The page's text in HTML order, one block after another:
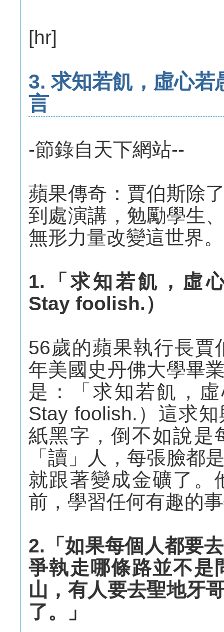
[hr]
3. 求知若飢，虛心
言
-節錄自天下網站--
蘋果傳奇：賈伯斯除
到處演講，勉勵學生
無形力量改變這世界。
1.「求知若飢，虛
Stay foolish.）
56歲的蘋果執行長賈
年美國史丹佛大學畢
是：「求知若飢，
Stay foolish.）這求
紙黑字，倒不如說是
「讀」人，每張臉都
就跟著變成金礦了。
前，學習任何有趣的
2.「如果每個人都要
爭執走哪條路並不是
山，有人要去聖地牙
了。」